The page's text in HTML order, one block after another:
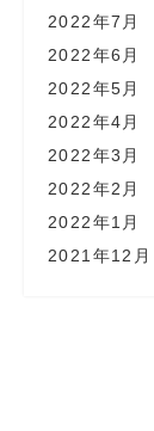
2022年7月
2022年6月
2022年5月
2022年4月
2022年3月
2022年2月
2022年1月
2021年12月